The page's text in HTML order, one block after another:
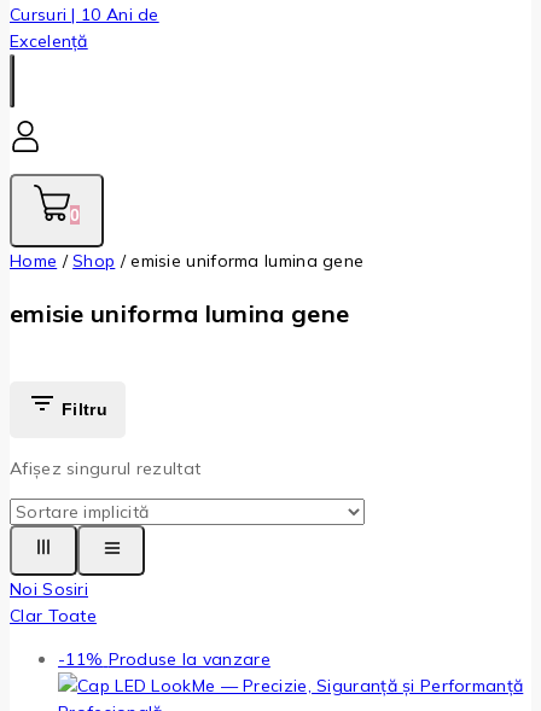
0
Home / Shop / emisie uniforma lumina gene
emisie uniforma lumina gene
Filtru
Afișez singurul rezultat
Noi Sosiri
Clar Toate
-11% Produse la vanzare